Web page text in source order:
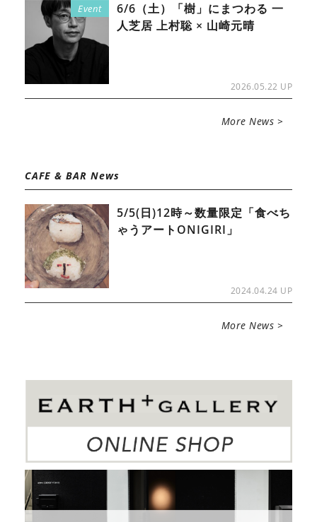
Event
6/6（土）「樹」にまつわる 一
人芝居 上村聡 × 山崎元晴
2026.05.22 UP
More News >
CAFE & BAR News
5/5(日)12時～数量限定「食べち
ゃうアートONIGIRI」
2024.04.24 UP
More News >